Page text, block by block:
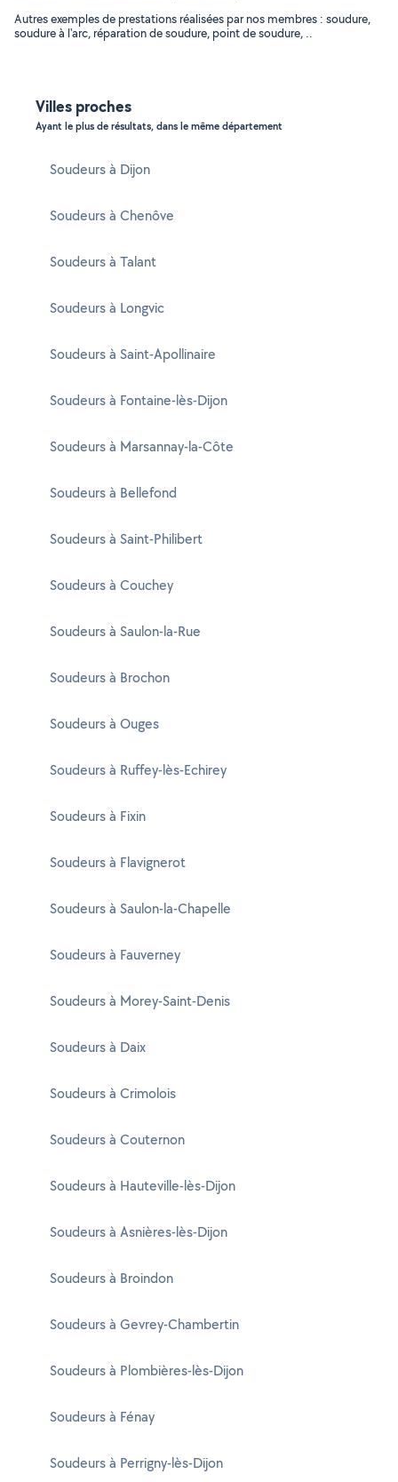
Autres exemples de prestations réalisées par nos membres : soudure,
soudure à l'arc, réparation de soudure, point de soudure, ..
Villes proches
Ayant le plus de résultats, dans le même département
Soudeurs à Dijon
Soudeurs à Chenôve
Soudeurs à Talant
Soudeurs à Longvic
Soudeurs à Saint-Apollinaire
Soudeurs à Fontaine-lès-Dijon
Soudeurs à Marsannay-la-Côte
Soudeurs à Bellefond
Soudeurs à Saint-Philibert
Soudeurs à Couchey
Soudeurs à Saulon-la-Rue
Soudeurs à Brochon
Soudeurs à Ouges
Soudeurs à Ruffey-lès-Echirey
Soudeurs à Fixin
Soudeurs à Flavignerot
Soudeurs à Saulon-la-Chapelle
Soudeurs à Fauverney
Soudeurs à Morey-Saint-Denis
Soudeurs à Daix
Soudeurs à Crimolois
Soudeurs à Couternon
Soudeurs à Hauteville-lès-Dijon
Soudeurs à Asnières-lès-Dijon
Soudeurs à Broindon
Soudeurs à Gevrey-Chambertin
Soudeurs à Plombières-lès-Dijon
Soudeurs à Fénay
Soudeurs à Perrigny-lès-Dijon